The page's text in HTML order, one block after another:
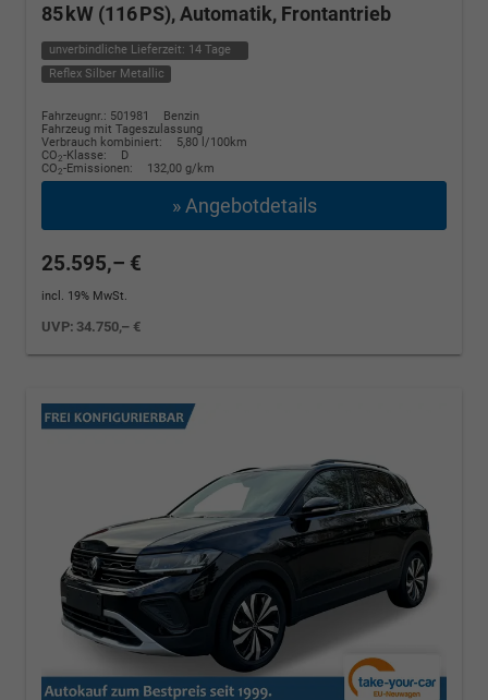
85 kW (116 PS), Automatik, Frontantrieb
unverbindliche Lieferzeit: 14 Tage
Reflex Silber Metallic
Fahrzeugnr.: 501981
Benzin
Fahrzeug mit Tageszulassung
Verbrauch kombiniert:
5,80 l/100km
CO2-Klasse:
D
CO2-Emissionen: 132,00 g/km
» Angebotdetails
25.595,– €
incl. 19% MwSt.
UVP: 34.750,– €